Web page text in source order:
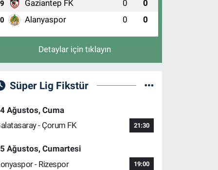
9 Gaziantep FK 0 0
Alanyaspor 0 0
Detaylar için tıklayın
Süper Lig Fikstür
Ağustos, Cuma
- Çorum FK
21:30
Ağustos, Cumartesi
- Rizespor
19:00